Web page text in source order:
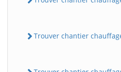
Trouver chantier